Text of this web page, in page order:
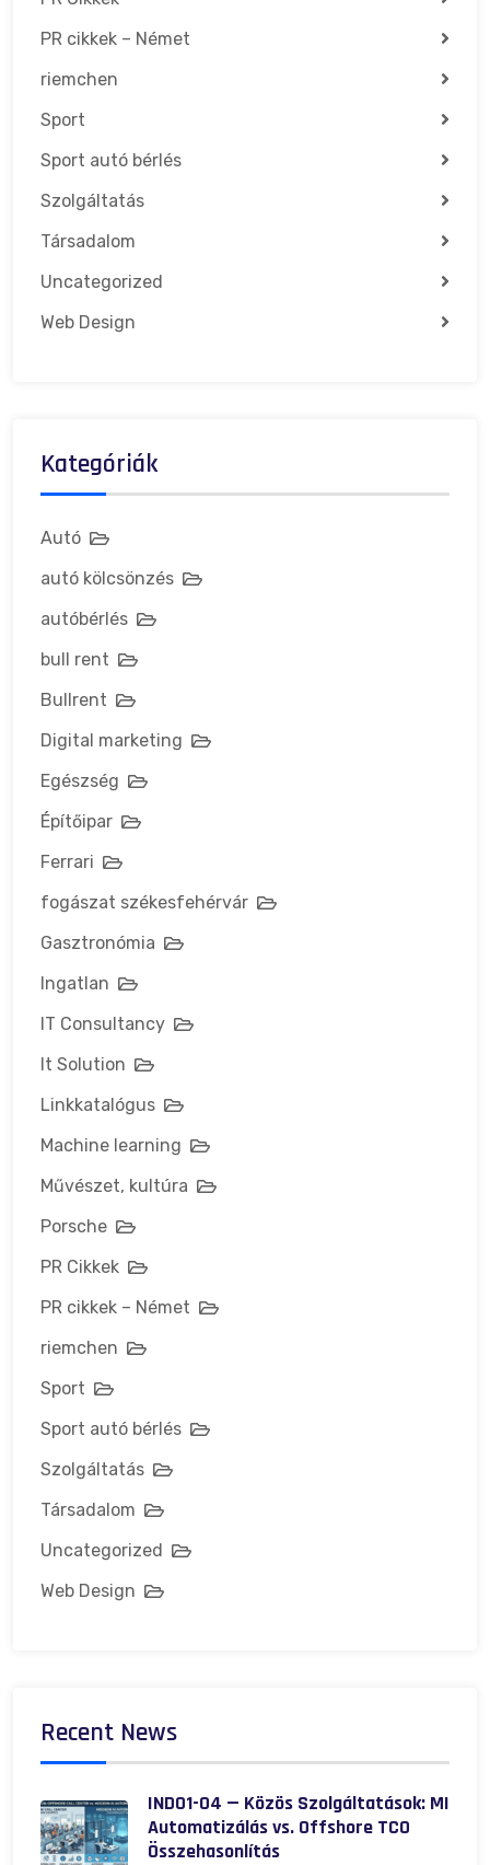
PR cikkek – Német
riemchen
Sport
Sport autó bérlés
Szolgáltatás
Társadalom
Uncategorized
Web Design
Kategóriák
Autó
autó kölcsönzés
autóbérlés
bull rent
Bullrent
Digital marketing
Egészség
Építőipar
Ferrari
fogászat székesfehérvár
Gasztronómia
Ingatlan
IT Consultancy
It Solution
Linkkatalógus
Machine learning
Művészet, kultúra
Porsche
PR Cikkek
PR cikkek – Német
riemchen
Sport
Sport autó bérlés
Szolgáltatás
Társadalom
Uncategorized
Web Design
Recent News
IND01-04 — Közös Szolgáltatások: MI
Automatizálás vs. Offshore TCO
Összehasonlítás